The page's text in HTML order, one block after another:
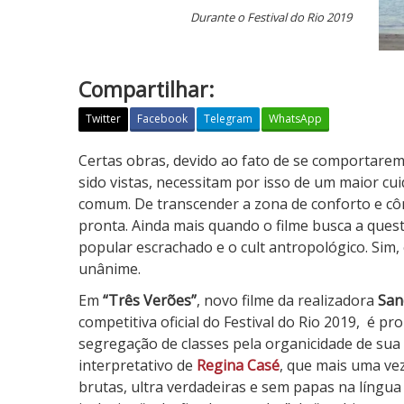
Durante o Festival do Rio 2019
Compartilhar:
Twitter Facebook Telegram WhatsApp
T
r
ê
s
V
e
r
õ
e
s
Certas obras, devido ao fato de se
sido vistas, necessitam por isso de um maior
comum. De transcender a zona de conforto e
pronta. Ainda mais quando o filme busca a
popular escrachado e o cult antropológico.
unânime.
Em “Três Verões”, novo filme da realizadora
competitiva oficial do Festival do Rio 2019, é
segregação de classes pela organicidade de
interpretativo de Regina Casé, que mais uma
brutas, ultra verdadeiras e sem papas na